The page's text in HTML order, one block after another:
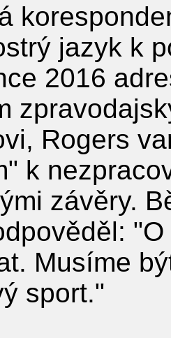
jazyk k
2016
Rogers
k
závěry.
Musíme
sport."